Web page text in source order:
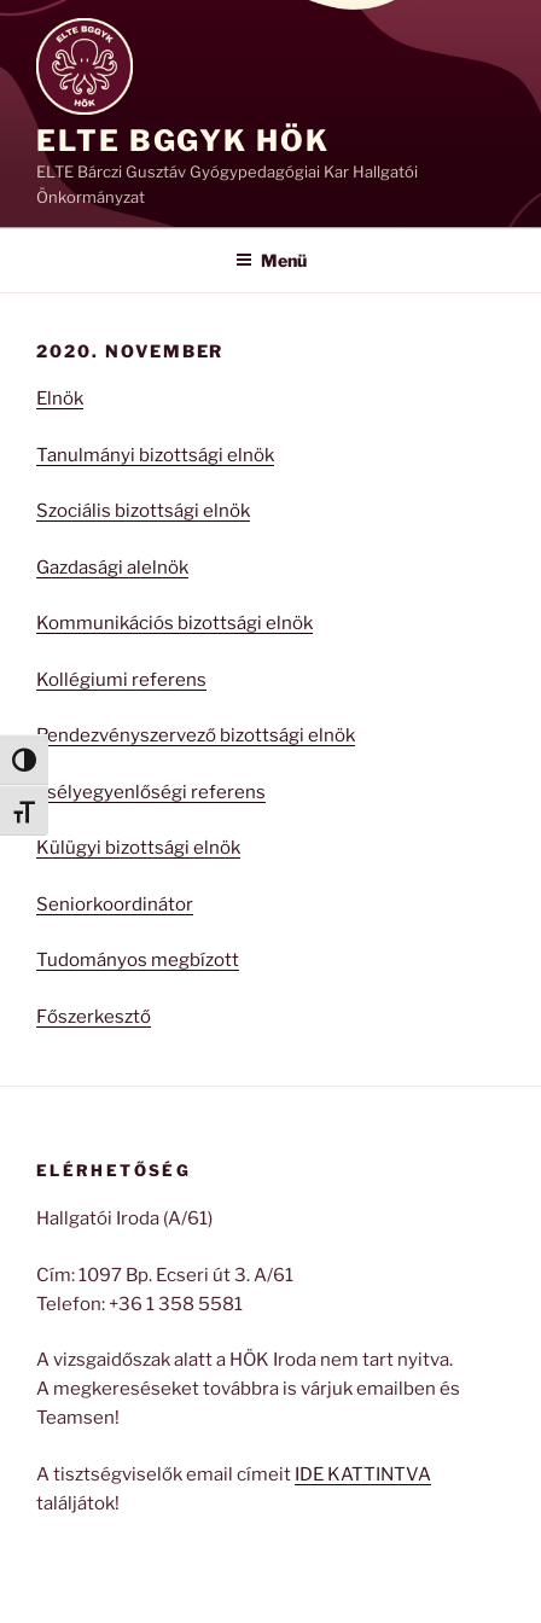
Nagy kontraszt váltása
Betűméret váltása
Tartalomhoz
ELTE BGGYK HÖK
ELTE Bárczi Gusztáv Gyógypedagógiai Kar Hallgatói
Önkormányzat
Menü
2020. NOVEMBER
Elnök
Tanulmányi bizottsági elnök
Szociális bizottsági elnök
Gazdasági alelnök
Kommunikációs bizottsági elnök
Kollégiumi referens
Rendezvényszervező bizottsági elnök
Esélyegyenlőségi referens
Külügyi bizottsági elnök
Seniorkoordinátor
Tudományos megbízott
Főszerkesztő
ELÉRHETŐSÉG
Hallgatói Iroda (A/61)
Cím: 1097 Bp. Ecseri út 3. A/61
Telefon: +36 1 358 5581
A vizsgaidőszak alatt a HÖK Iroda nem tart nyitva.
A megkereséseket továbbra is várjuk emailben és
Teamsen!
A tisztségviselők email címeit IDE KATTINTVA
találjátok!